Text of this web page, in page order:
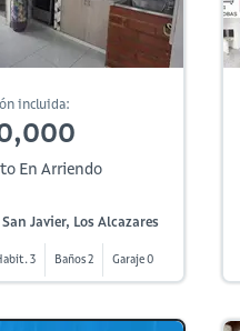
incluida:
En Arriendo
Javier, Los Alcazares
3 Baños 2 Garaje 0